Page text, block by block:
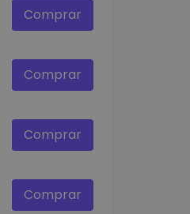
Comprar
Comprar
Comprar
Comprar